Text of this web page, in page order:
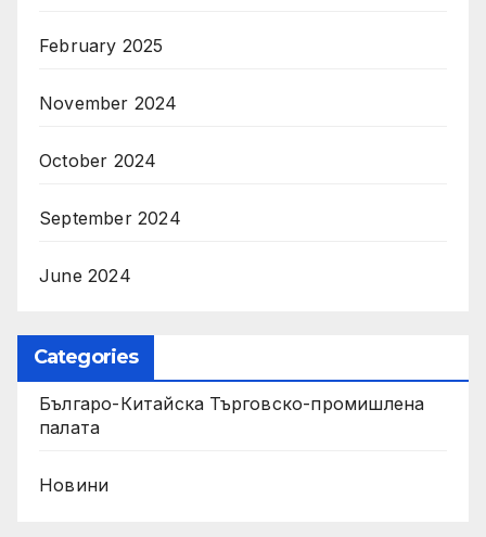
February 2025
November 2024
October 2024
September 2024
June 2024
Categories
Българо-Китайска Търговско-промишлена
палaта
Новини